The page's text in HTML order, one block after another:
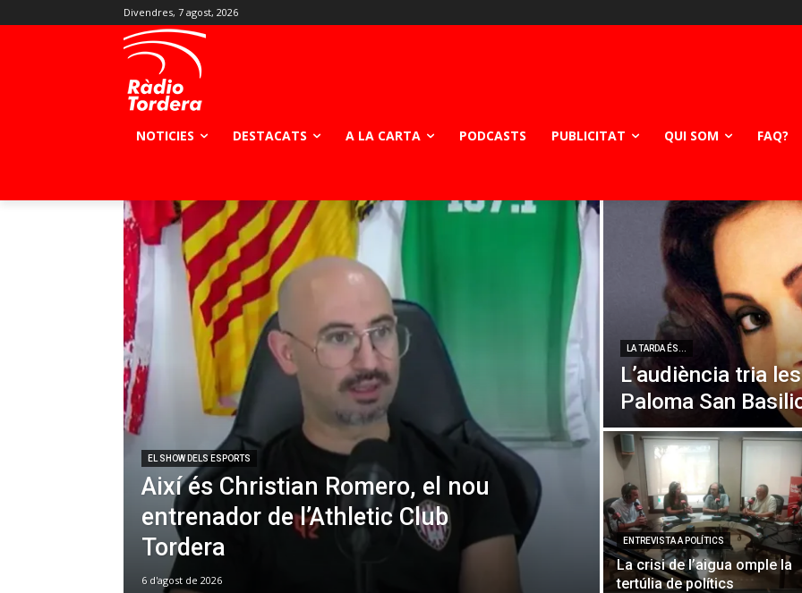
Divendres, 7 agost, 2026
NOTICIES DESTACATS A LA CARTA PODCASTS PUBLICITAT QUI SOM FAQ?
EL SHOW DELS ESPORTS
Així és Christian Romero, el nou
entrenador de l’Athletic Club
Tordera
6 d'agost de 2026
LA TARDA ÉS...
L’audiència tria
Paloma San
ENTREVISTA A POLÍTICS
La crisi de l’aigua omple la
tertúlia de polítics